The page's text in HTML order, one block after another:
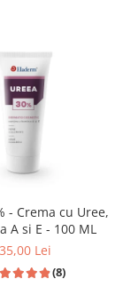
- Crema cu Uree,
A si E - 100 ML
35,00 Lei
(8)